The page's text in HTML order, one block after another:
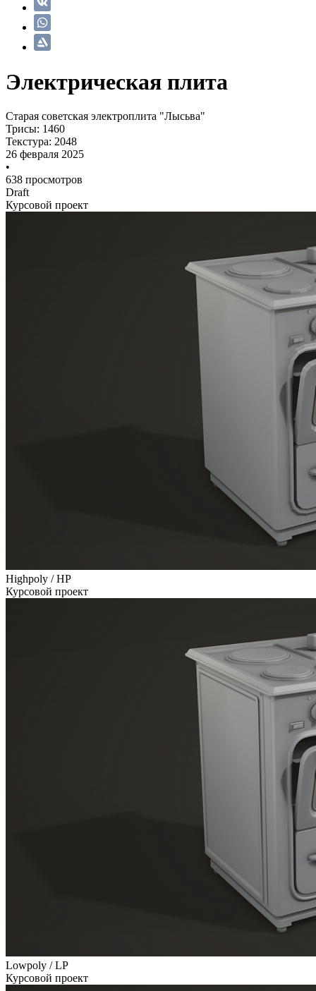
Электрическая плита
Старая советская электроплита "Лысьва"
Трисы: 1460
Текстура: 2048
26 февраля 2025
•
638 просмотров
Draft
Курсовой проект
Highpoly / HP
Курсовой проект
Lowpoly / LP
Курсовой проект